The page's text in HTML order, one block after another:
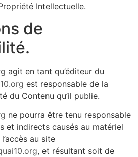
Intellectuelle.
de
agit en tant qu’éditeur du
est responsable de la
du Contenu qu’il publie.
ne pourra être tenu responsable
et indirects causés au matériel
au site
, et résultant soit de